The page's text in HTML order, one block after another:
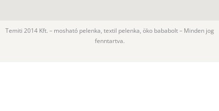
Temiti 2014 Kft. – mosható pelenka, textil pelenka, öko bababolt – Minden jog
fenntartva.